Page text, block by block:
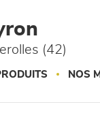
(42)
NOS